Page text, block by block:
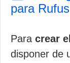
para Rufus
Para crear
disponer de